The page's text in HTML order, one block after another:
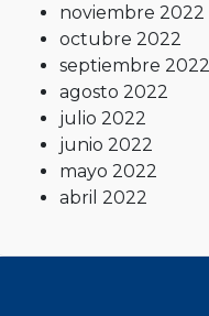
noviembre 2022
octubre 2022
septiembre 2022
agosto 2022
julio 2022
junio 2022
mayo 2022
abril 2022